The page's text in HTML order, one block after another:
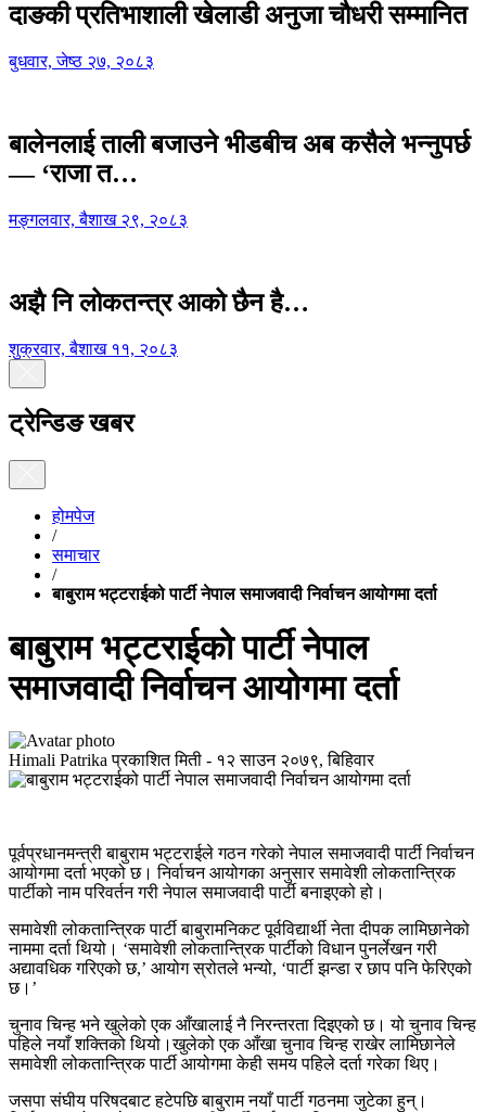
दाङकी प्रतिभाशाली खेलाडी अनुजा चौधरी सम्मानित
बुधवार, जेष्ठ २७, २०८३
बालेनलाई ताली बजाउने भीडबीच अब कसैले भन्नुपर्छ
— ‘राजा त…
मङ्गलवार, बैशाख २९, २०८३
अझै नि लोकतन्त्र आको छैन है…
शुक्रवार, बैशाख ११, २०८३
ट्रेन्डिङ खबर
होमपेज
/
समाचार
/
बाबुराम भट्टराईको पार्टी नेपाल समाजवादी निर्वाचन आयोगमा दर्ता
बाबुराम भट्टराईको पार्टी नेपाल
समाजवादी निर्वाचन आयोगमा दर्ता
Himali Patrika प्रकाशित मिती - १२ साउन २०७९, बिहिवार
पूर्वप्रधानमन्त्री बाबुराम भट्टराईले गठन गरेको नेपाल समाजवादी पार्टी निर्वाचन
आयोगमा दर्ता भएको छ। निर्वाचन आयोगका अनुसार समावेशी लोकतान्त्रिक
पार्टीको नाम परिवर्तन गरी नेपाल समाजवादी पार्टी बनाइएको हो।
समावेशी लोकतान्त्रिक पार्टी बाबुरामनिकट पूर्वविद्यार्थी नेता दीपक लामिछानेको
नाममा दर्ता थियो। ‘समावेशी लोकतान्त्रिक पार्टीको विधान पुनर्लेखन गरी
अद्यावधिक गरिएको छ,’ आयोग स्रोतले भन्यो, ‘पार्टी झन्डा र छाप पनि फेरिएको
छ।’
चुनाव चिन्ह भने खुलेको एक आँखालाई नै निरन्तरता दिइएको छ। यो चुनाव चिन्ह
पहिले नयाँ शक्तिको थियो।खुलेको एक आँखा चुनाव चिन्ह राखेर लामिछानेले
समावेशी लोकतान्त्रिक पार्टी आयोगमा केही समय पहिले दर्ता गरेका थिए।
जसपा संघीय परिषदबाट हटेपछि बाबुराम नयाँ पार्टी गठनमा जुटेका हुन्।